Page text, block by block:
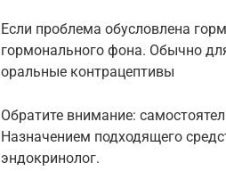
Если проблема обусловлена
гормонального фона. Обычно
оральные контрацептивы
Обратите внимание:
Назначением подходящего
эндокринолог.